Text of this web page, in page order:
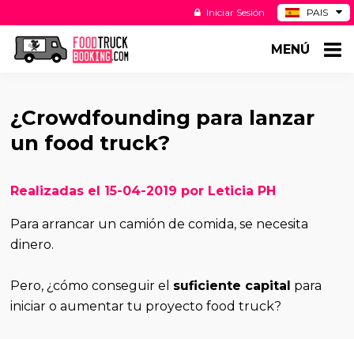
PAIS
DE
Iniciar Sesión
MENÚ
¿Crowdfounding para lanzar
un food truck?
Realizadas el 15-04-2019 por Leticia PH
Para arrancar un camión de comida, se necesita
dinero.
Pero, ¿cómo conseguir el suficiente capital para
iniciar o aumentar tu proyecto food truck?